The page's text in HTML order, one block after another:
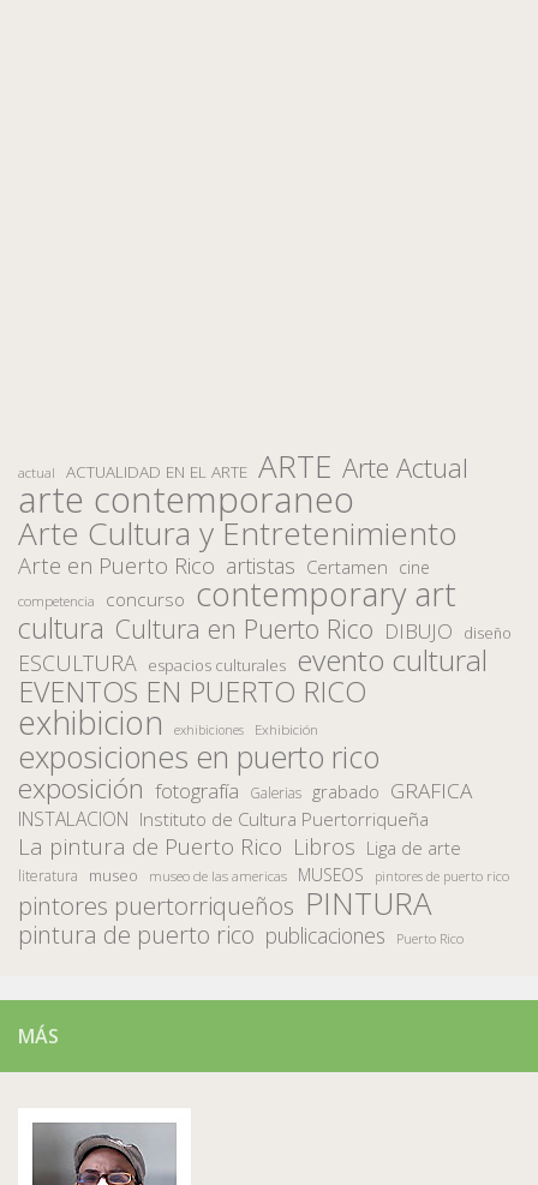
actual ACTUALIDAD EN EL ARTE ARTE Arte Actual
arte contemporaneo
Arte Cultura y Entretenimiento
Arte en Puerto Rico artistas Certamen cine
competencia concurso contemporary art
cultura Cultura en Puerto Rico DIBUJO diseño
ESCULTURA espacios culturales evento cultural
EVENTOS EN PUERTO RICO
exhibicion exhibiciones Exhibición
exposiciones en puerto rico
exposición fotografía Galerias grabado GRAFICA
INSTALACION Instituto de Cultura Puertorriqueña
La pintura de Puerto Rico Libros Liga de arte
literatura museo museo de las americas MUSEOS pintores de puerto rico
pintores puertorriqueños PINTURA
pintura de puerto rico publicaciones Puerto Rico
MÁS